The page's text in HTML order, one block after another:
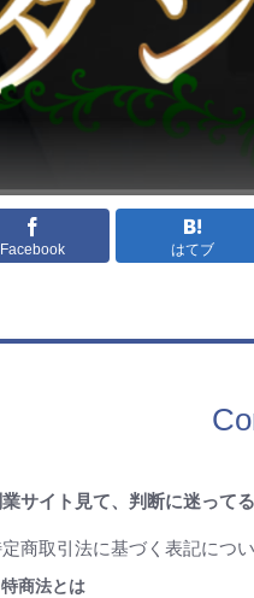
Facebook はてブ
サイト見て、判断に迷って
商取引法に基づく表記につ
特商法とは